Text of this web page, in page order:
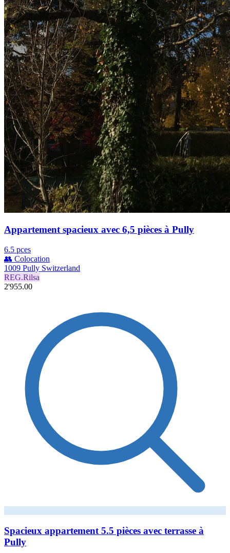
Appartement spacieux avec 6,5 pièces à Pully
6.5 pces
👥 Colocation
1009 Pully Switzerland
REG.Rilsa
2'955.00
Spacieux appartement 5.5 pièces avec terrasse à
Pully